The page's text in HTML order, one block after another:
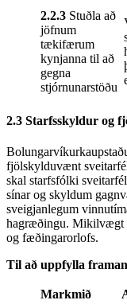
2.2.3 Stuðla að
jöfnum
tækifærum
kynjanna til að
gegna
stjórnunarstöðu
2.3 Starfsskyldur og
fjölskylduvænt
skal starfsfólki
sínar og skyldum
sveigjanlegum
hagræðingu. Mikilvægt
og fæðingarorlofs.
Til að uppfylla
Markmið